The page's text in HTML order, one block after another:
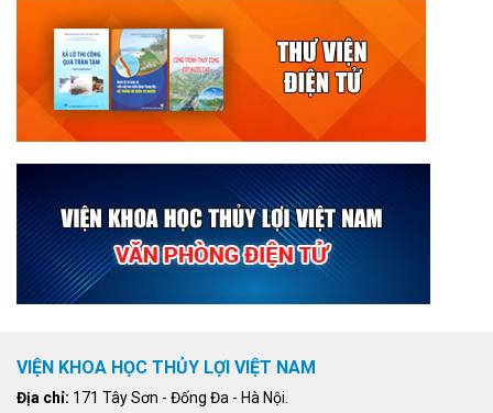
VIỆN KHOA HỌC THỦY LỢI VIỆT NAM
Địa chỉ: 171 Tây Sơn - Đống Đa - Hà Nội.